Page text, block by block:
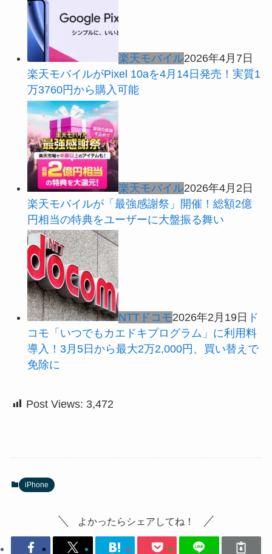
楽天モバイル2026年4月7日
楽天モバイルがPixel 10aを4月14日発売！実質1
万3760円から購入可能
楽天モバイル2026年4月2日
楽天モバイルが「最強感謝祭」開催！総額2億
円相当の特典をユーザーに大盤振る舞い
NTTドコモ2026年2月19日 ド
コモ「いつでもカエドキプログラム」に利用料
導入！3月5日から最大2万2,000円、買い替えで
免除に
Post Views: 3,472
iPhone
よかったらシェアしてね！